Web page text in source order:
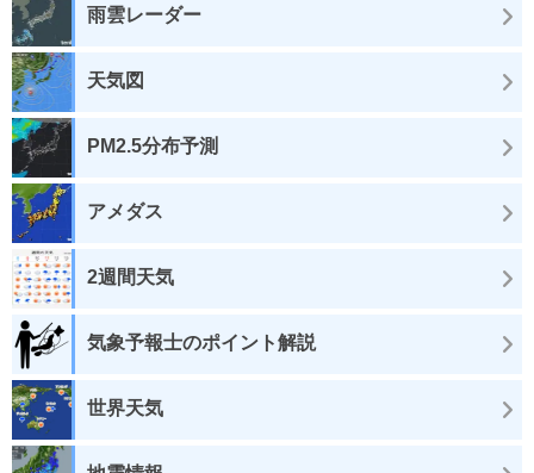
雨雲レーダー
天気図
PM2.5分布予測
アメダス
2週間天気
気象予報士のポイント解説
世界天気